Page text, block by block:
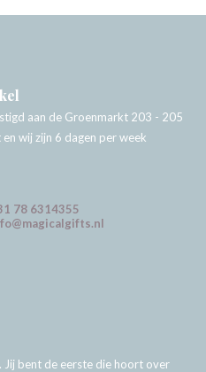
aan de Groenmarkt 203 - 205
wij zijn 6 dagen per week
78 6314355
Jij bent de eerste die hoort over